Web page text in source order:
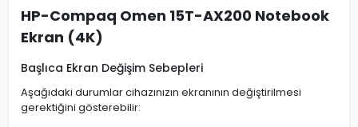
HP-Compaq Omen 15T-AX200 Notebook
Ekran (4K)
Başlıca Ekran Değişim Sebepleri
Aşağıdaki durumlar cihazınızın ekranının değiştirilmesi
gerektiğini gösterebilir: